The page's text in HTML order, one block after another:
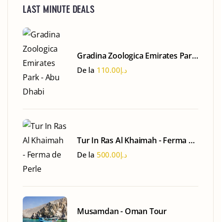
LAST MINUTE DEALS
Gradina Zoologica Emirates Park
- Abu Dhabi
De la د.إ110.00
Tur In Ras Al Khaimah - Ferma de
Perle
De la د.إ500.00
Musamdan - Oman Tour